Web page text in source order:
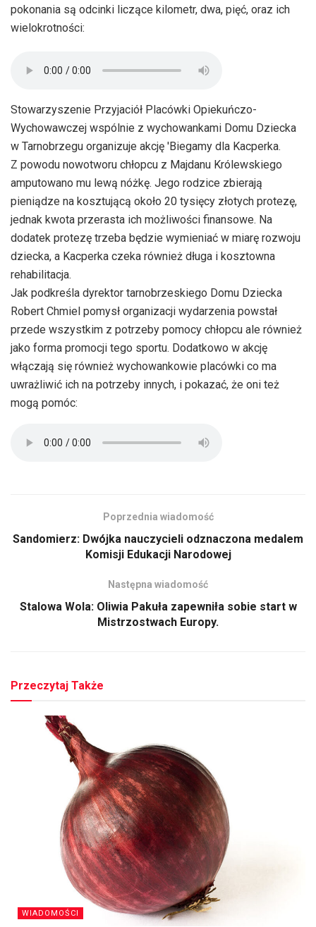
pokonania są odcinki liczące kilometr, dwa, pięć, oraz ich
wielokrotności:
Stowarzyszenie Przyjaciół Placówki Opiekuńczo-
Wychowawczej wspólnie z wychowankami Domu Dziecka
w Tarnobrzegu organizuje akcję 'Biegamy dla Kacperka.
Z powodu nowotworu chłopcu z Majdanu Królewskiego
amputowano mu lewą nóżkę. Jego rodzice zbierają
pieniądze na kosztującą około 20 tysięcy złotych protezę,
jednak kwota przerasta ich możliwości finansowe. Na
dodatek protezę trzeba będzie wymieniać w miarę rozwoju
dziecka, a Kacperka czeka również długa i kosztowna
rehabilitacja.
Jak podkreśla dyrektor tarnobrzeskiego Domu Dziecka
Robert Chmiel pomysł organizacji wydarzenia powstał
przede wszystkim z potrzeby pomocy chłopcu ale również
jako forma promocji tego sportu. Dodatkowo w akcję
włączają się również wychowankowie placówki co ma
uwrażliwić ich na potrzeby innych, i pokazać, że oni też
mogą pomóc:
Poprzednia wiadomość
Sandomierz: Dwójka nauczycieli odznaczona medalem
Komisji Edukacji Narodowej
Następna wiadomość
Stalowa Wola: Oliwia Pakuła zapewniła sobie start w
Mistrzostwach Europy.
Przeczytaj Także
WIADOMOŚCI